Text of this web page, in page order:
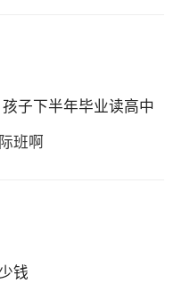
子下半年毕业读高中
班啊
钱